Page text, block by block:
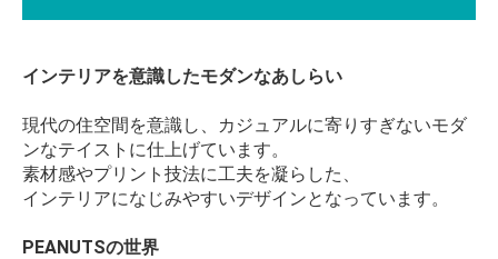
インテリアを意識したモダンなあしらい
現代の住空間を意識し、カジュアルに寄りすぎないモダ
ンなテイストに仕上げています。
素材感やプリント技法に工夫を凝らした、
インテリアになじみやすいデザインとなっています。
PEANUTSの世界